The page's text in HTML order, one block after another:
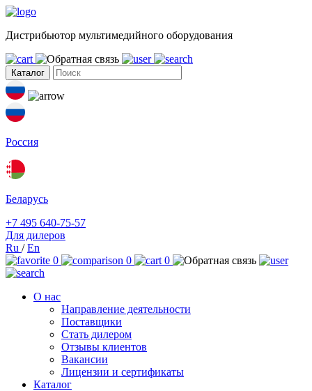
Дистрибьютор мультимедийного оборудования
Каталог
Россия
Беларусь
+7 495 640-75-57
Для дилеров
Ru /En
0
0 0
О нас
Направление деятельности
Поставщики
Стать дилером
Отзывы клиентов
Вакансии
Лицензии и сертификаты
Каталог